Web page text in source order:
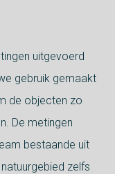
uitgevoerd
gebruik gemaakt
de objecten zo
De metingen
bestaande uit
zelfs